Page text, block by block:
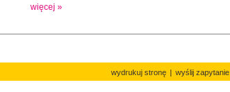
więcej »
wydrukuj stronę | wyślij zapytanie